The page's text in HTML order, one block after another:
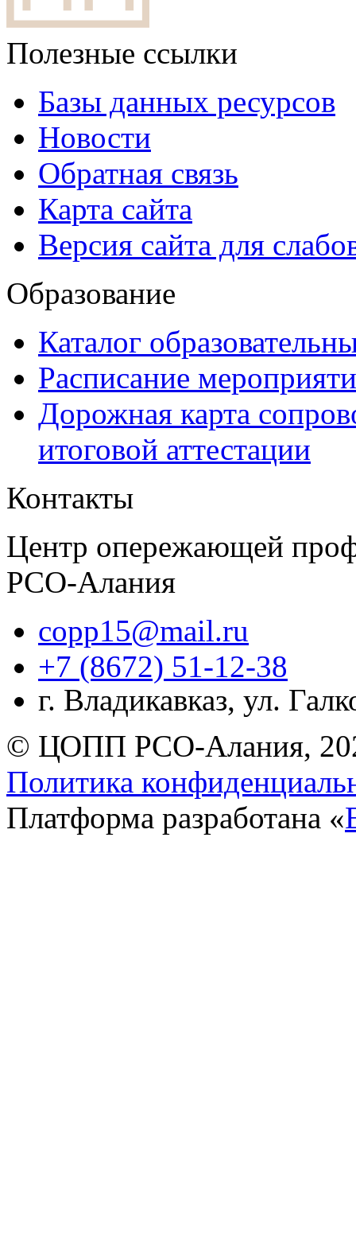
Полезные ссылки
Базы данных ресурсов
Новости
Обратная связь
Карта сайта
Версия сайта для
Образование
Каталог
Расписание
Дорожная карта
итоговой аттестации
Контакты
Центр опережающей
РСО-Алания
copp15@mail.ru
+7 (8672) 51-12-38
г. Владикавказ, ул.
© ЦОПП РСО-Алания,
Политика
Платформа разработана «